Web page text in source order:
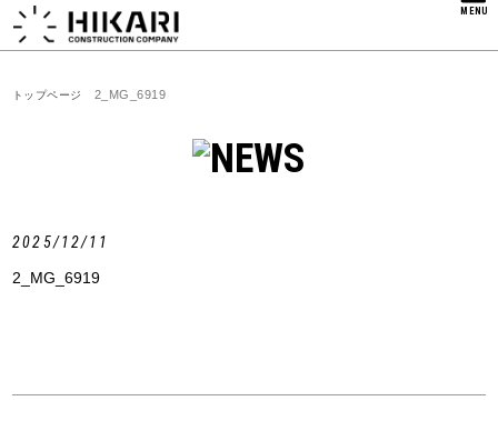
MENU
トップページ 2_MG_6919
2025/12/11
2_MG_6919